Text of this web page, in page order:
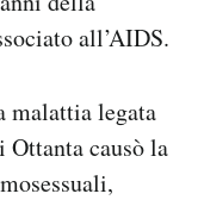
all’AIDS.
malattia legata
causò la